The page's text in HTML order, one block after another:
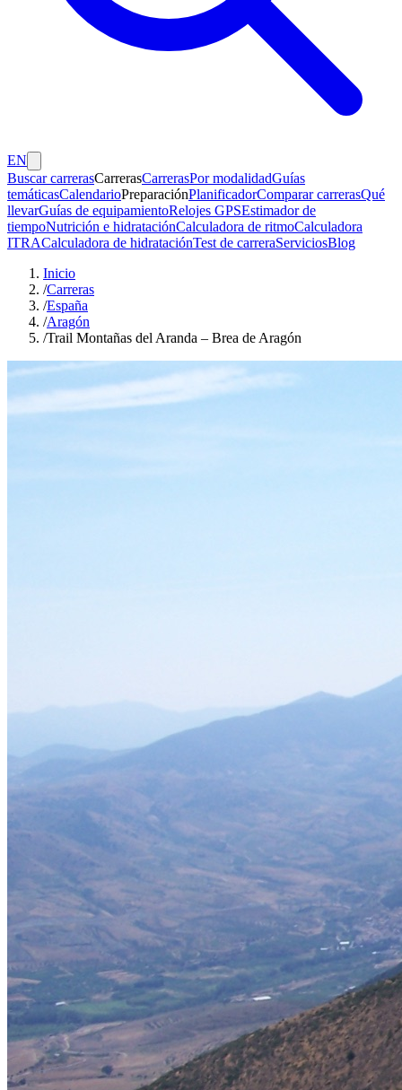
EN
Buscar carrerasCarrerasCarrerasPor modalidadGuías
temáticasCalendarioPreparaciónPlanificadorComparar carrerasQué
llevarGuías de equipamientoRelojes GPSEstimador de
tiempoNutrición e hidrataciónCalculadora de ritmoCalculadora
ITRACalculadora de hidrataciónTest de carreraServiciosBlog
Inicio
/Carreras
/España
/Aragón
/Trail Montañas del Aranda – Brea de Aragón